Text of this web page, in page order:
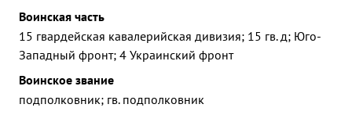
Воинская часть
15 гвардейская кавалерийская дивизия; 15 гв. д; Юго-
Западный фронт; 4 Украинский фронт
Воинское звание
подполковник; гв. подполковник